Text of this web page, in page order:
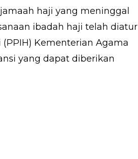
haji yang meninggal
ibadah haji telah diatur
Kementerian Agama
yang dapat diberikan